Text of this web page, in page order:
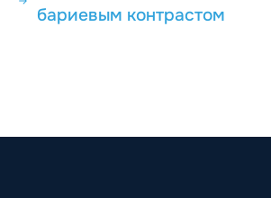
бариевым контрастом